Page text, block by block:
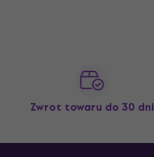
Zwrot towaru do 30 dni